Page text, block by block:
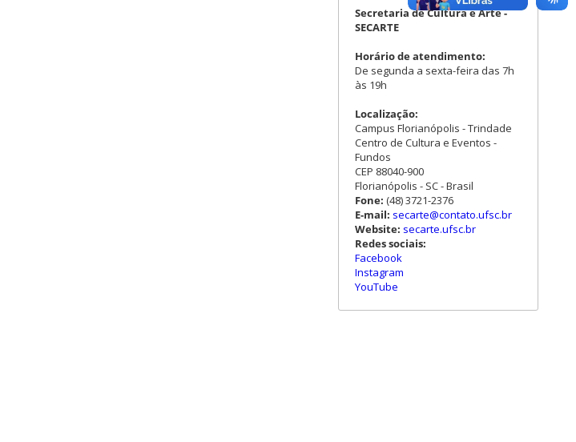
Secretaria de Cultura e Arte -
SECARTE
Horário de atendimento:
De segunda a sexta-feira das 7h
às 19h
Localização:
Campus Florianópolis - Trindade
Centro de Cultura e Eventos -
Fundos
CEP 88040-900
Florianópolis - SC - Brasil
Fone: (48) 3721-2376
E-mail: secarte@contato.ufsc.br
Website: secarte.ufsc.br
Redes sociais:
Facebook
Instagram
YouTube